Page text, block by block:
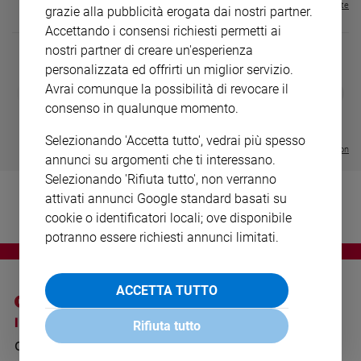
Ambiente
Volontariato
Aziende
settimana
Migranti
Diversità
inclusione
Costume
Cultura
e
spettacoli
Visualizza tutte le riviste
LE GRANDI BASILICHE ITALIANE
- VOL DA 1 AL 5
DIARIO G 2026-27
Visualizza tutte le collection
I SITI SAN PAOLO
GRUPPO EDITORIALE
NOTE LEGALI
PRIVACY POLICY
grazie alla pubblicità erogata dai nostri partner.
Accettando i consensi richiesti permetti ai
nostri partner di creare un'esperienza
personalizzata ed offrirti un miglior servizio.
Avrai comunque la possibilità di revocare il
consenso in qualunque momento.
Selezionando 'Accetta tutto', vedrai più spesso
annunci su argomenti che ti interessano.
Selezionando 'Rifiuta tutto', non verranno
attivati annunci Google standard basati su
cookie o identificatori locali; ove disponibile
potranno essere richiesti annunci limitati.
ACCETTA TUTTO
Rifiuta tutto